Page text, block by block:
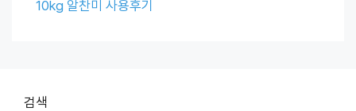
10kg 알찬미 사용후기
검색